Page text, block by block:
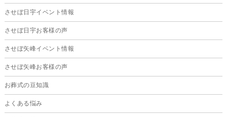
させぼ日宇イベント情報
させぼ日宇お客様の声
させぼ矢峰イベント情報
させぼ矢峰お客様の声
お葬式の豆知識
よくある悩み